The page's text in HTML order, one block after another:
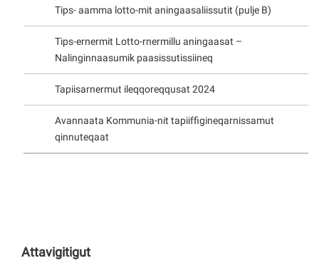
Tips- aamma lotto-mit aningaasaliissutit (pulje B)
Tips-ernermit Lotto-rnermillu aningaasat –
Nalinginnaasumik paasissutissiineq
Tapiisarnermut ileqqoreqqusat 2024
Avannaata Kommunia-nit tapiiffigineqarnissamut
qinnuteqaat
Attavigitigut